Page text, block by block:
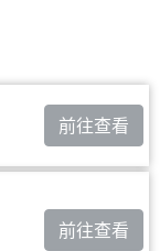
前往查看
前往查看